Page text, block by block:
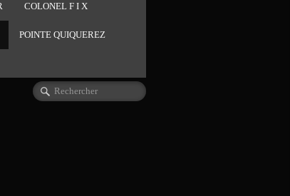
COLONEL F I X
POINTE QUIQUEREZ